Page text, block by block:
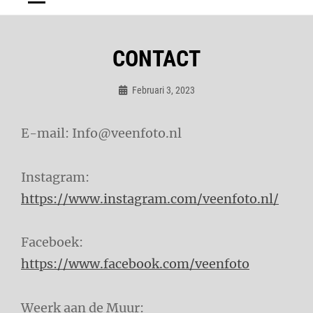
CONTACT
Februari 3, 2023
E-mail: Info@veenfoto.nl
Instagram:
https://www.instagram.com/veenfoto.nl/
Faceboek:
https://www.facebook.com/veenfoto
Weerk aan de Muur: